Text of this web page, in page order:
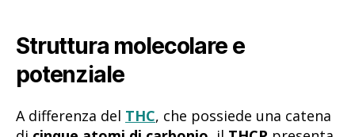
Struttura molecolare e
potenziale
A differenza del THC, che possiede una catena